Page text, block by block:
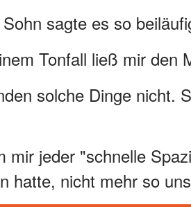
sagte es so
Tonfall ließ mir den
solche Dinge nicht.
mir jeder "schnelle
hatte, nicht mehr so